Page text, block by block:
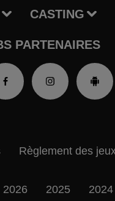
CASTING
PARTENAIRES
Règlement des
2026 2025 2024